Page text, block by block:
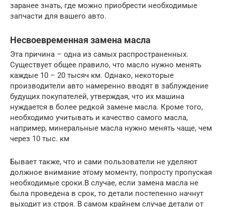
заранее знать, где можно приобрести необходимые
запчасти для вашего авто.
Несвоевременная замена масла
Эта причина – одна из самых распространенных.
Существует общее правило, что масло нужно менять
каждые 10 – 20 тысяч км. Однако, некоторые
производители авто намеренно вводят в заблуждение
будущих покупателей, утверждая, что их машина
нуждается в более редкой замене масла. Кроме того,
необходимо учитывать и качество самого масла,
например, минеральные масла нужно менять чаще, чем
через 10 тыс. км
Бывает также, что и сами пользователи не уделяют
должное внимание этому моменту, попросту пропуская
необходимые сроки.В случае, если замена масла не
была проведена в срок, то детали постепенно начнут
выходит из строя. В самом крайнем случае детали от